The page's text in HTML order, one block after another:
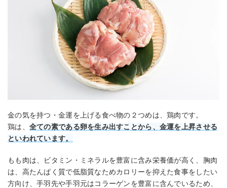
金の気を持つ・金運を上げる食べ物の２つめは、鶏肉です。
鶏は、 全ての素である卵を生み出すことから、金運を上昇させる
といわれています。
もも肉は、ビタミン・ミネラルを豊富に含み栄養価が高く、胸肉
は、高たんぱく質で低脂質なためカロリーを抑えた食事をしたい
方向け、手羽先や手羽元はコラーゲンを豊富に含んでいるため、